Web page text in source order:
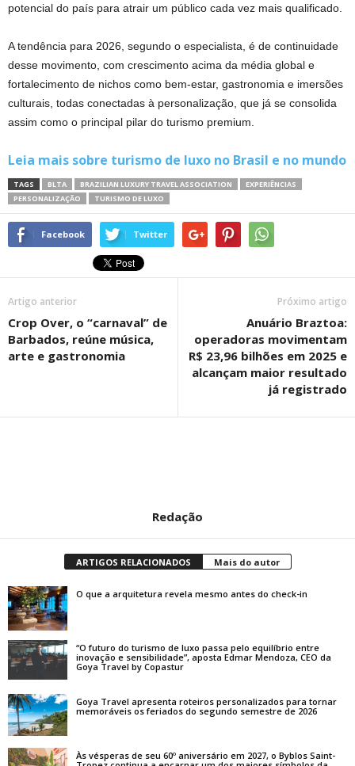
potencial do país para atrair um público cada vez mais qualificado.
A tendência para 2026, segundo o especialista, é de continuidade
desse movimento, com crescimento acima da média global e
fortalecimento de nichos como bem-estar, gastronomia e imersões
culturais, todas conectadas à personalização, que já se consolida
assim como o principal pilar do turismo premium.
Leia mais sobre turismo de luxo no Brasil e no mundo
TAGS BLTA BRAZILIAN LUXURY TRAVEL ASSOCIATION
EXPERIÊNCIAS
PERSONALIZAÇÃO
TURISMO DE LUXO
Facebook Twitter
Artigo anterior
Crop Over, o “carnaval” de
Barbados, reúne música,
arte e gastronomia
Próximo artigo
Anuário Braztoa:
operadoras movimentam
R$ 23,96 bilhões em 2025 e
alcançam maior resultado
já registrado
Redação
ARTIGOS RELACIONADOS Mais do autor
O que a arquitetura revela mesmo antes do check-in
“O futuro do turismo de luxo passa pelo equilíbrio entre
inovação e sensibilidade”, aposta Edmar Mendoza, CEO da
Goya Travel by Copastur
Goya Travel apresenta roteiros personalizados para tornar
memoráveis os feriados do segundo semestre de 2026
Às vésperas de seu 60º aniversário em 2027, o Byblos Saint-